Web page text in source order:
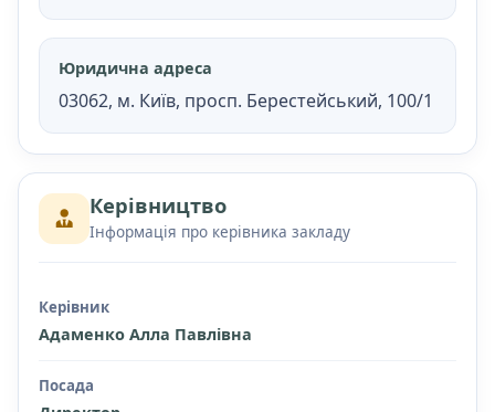
Юридична адреса
03062, м. Київ, просп. Берестейський, 100/1
Керівництво
Інформація про керівника закладу
Керівник
Адаменко Алла Павлівна
Посада